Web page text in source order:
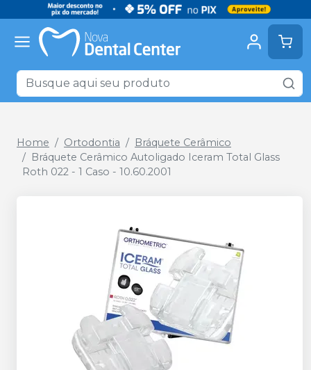
Home Ortodontia
Bráquete Cerâmico
Bráquete Cerâmico Autoligado Iceram Total Glass
Roth 022 - 1 Caso - 10.60.2001